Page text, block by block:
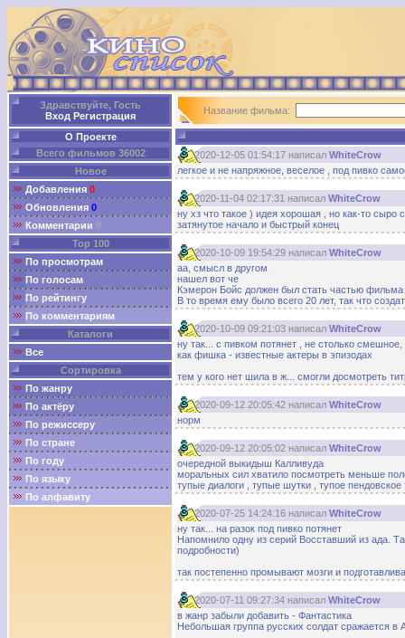
Здравствуйте, Гость
Вход Регистрация
О Проекте
Всего фильмов 36002
Новое
Добавления 0
Обновления 0
Комментарии 0
Top 100
По просмотрам
По голосам
По рейтингу
По комментариям
Каталоги
Все
Сортировка
По жанру
По актёру
По режиссеру
По стране
По году
По языку
По алфавиту
Название фильма:
2020-12-05 01:54:17 написал WhiteCrow
легкое и не напряжное, веселое , под пивко
2020-11-04 02:17:31 написал WhiteCrow
ну хз что такое ) идея хорошая , но как-то сыро
затянутое начало и быстрый конец
2020-10-09 19:54:29 написал WhiteCrow
аа, смысл в другом
нашел вот че
Кэмерон Бойс должен был стать частью фильма
В то время ему было всего 20 лет, так что
2020-10-09 09:21:03 написал WhiteCrow
ну так... с пивком потянет , не столько смешное,
как фишка - известные актеры в эпизодах
тем у кого нет шила в ж... смогли досмотреть
2020-09-12 20:05:42 написал WhiteCrow
норм
2020-09-12 20:05:02 написал WhiteCrow
очередной выкидыш Калливуда
моральных сил хватило посмотреть меньше
тупые диалоги , тупые шутки , тупое пендовское
2020-07-25 14:24:16 написал WhiteCrow
ну так... на разок под пивко потянет
Напомнило одну из серий Восставший из ада.
подробности)
так постепенно промывают мозги и
2020-07-11 09:27:34 написал WhiteCrow
в жанр забыли добавить - Фантастика
Небольшая группа русских солдат сражается в